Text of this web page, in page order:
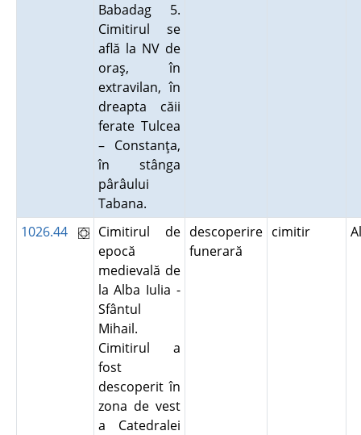
Babadag 5.
Cimitirul se
află la NV de
oraş, în
extravilan, în
dreapta căii
ferate Tulcea
– Constanţa,
în stânga
pârâului
Tabana.
1026.44
Cimitirul de
epocă
medievală de
la Alba Iulia -
Sfântul
Mihail.
Cimitirul a
fost
descoperit în
zona de vest
a Catedralei
descoperire
funerară
cimitir